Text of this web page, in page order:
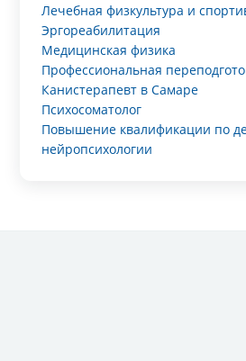
Лечебная физкультура и
Эргореабилитация
Медицинская физика
Профессиональная
Канистерапевт в Самаре
Психосоматолог
Повышение квалификации по
нейропсихологии